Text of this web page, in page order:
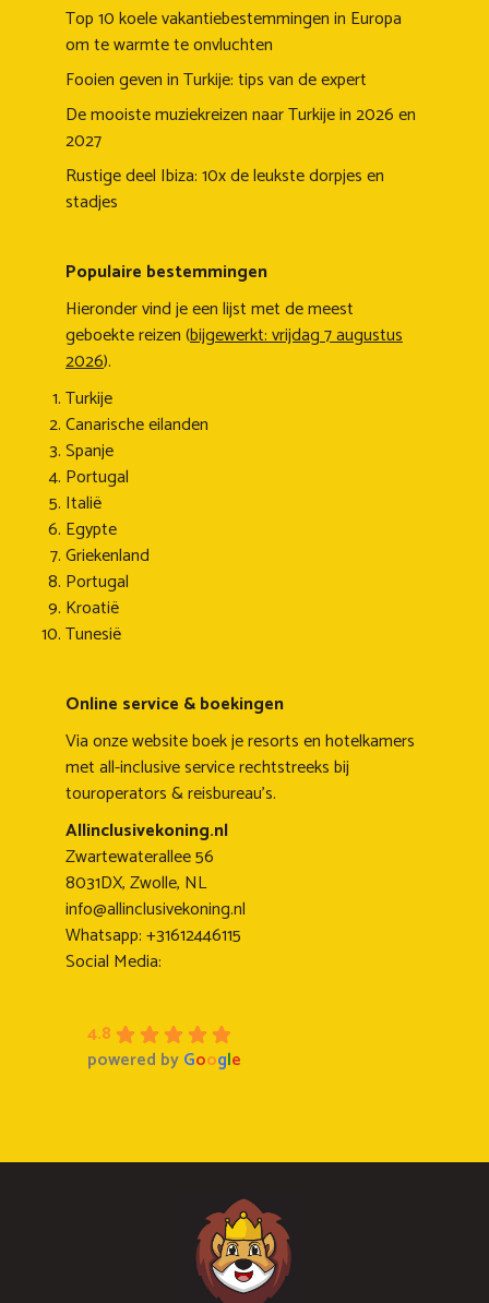
Top 10 koele vakantiebestemmingen in Europa
om te warmte te onvluchten
Fooien geven in Turkije: tips van de expert
De mooiste muziekreizen naar Turkije in 2026 en
2027
Rustige deel Ibiza: 10x de leukste dorpjes en
stadjes
Populaire bestemmingen
Hieronder vind je een lijst met de meest
geboekte reizen (bijgewerkt: vrijdag 7 augustus
2026).
Turkije
Canarische eilanden
Spanje
Portugal
Italië
Egypte
Griekenland
Portugal
Kroatië
Tunesië
Online service & boekingen
Via onze website boek je resorts en hotelkamers
met all-inclusive service rechtstreeks bij
touroperators & reisbureau's.
Allinclusivekoning.nl
Zwartewaterallee 56
8031DX, Zwolle, NL
info@allinclusivekoning.nl
Whatsapp: +31612446115
Social Media:
4.8
powered byGoogle